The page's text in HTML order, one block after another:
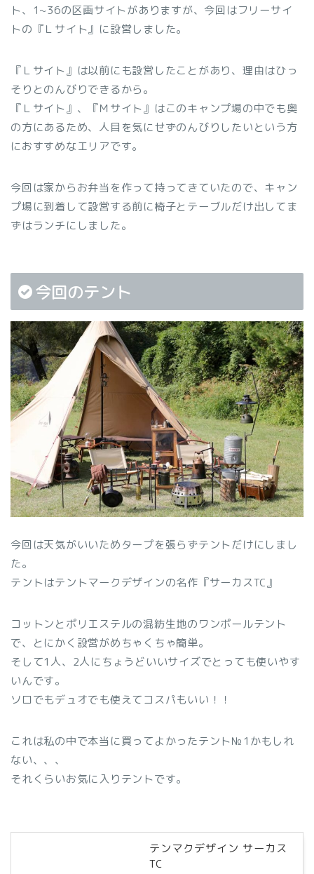
ト、1~36の区画サイトがありますが、今回はフリーサイ
トの『Ｌサイト』に設営しました。
『Ｌサイト』は以前にも設営したことがあり、理由はひっ
そりとのんびりできるから。
『Ｌサイト』、『Ｍサイト』はこのキャンプ場の中でも奥
の方にあるため、人目を気にせずのんびりしたいという方
におすすめなエリアです。
今回は家からお弁当を作って持ってきていたので、キャン
プ場に到着して設営する前に椅子とテーブルだけ出してま
ずはランチにしました。
今回のテント
今回は天気がいいためタープを張らずテントだけにしまし
た。
テントはテントマークデザインの名作『サーカスTC』
コットンとポリエステルの混紡生地のワンポールテント
で、とにかく設営がめちゃくちゃ簡単。
そして1人、2人にちょうどいいサイズでとっても使いやす
いんです。
ソロでもデュオでも使えてコスパもいい！！
これは私の中で本当に買ってよかったテント№1かもしれ
ない、、、
それくらいお気に入りテントです。
テンマクデザイン サーカス
TC